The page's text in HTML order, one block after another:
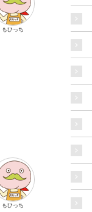
もひっち
もひっち